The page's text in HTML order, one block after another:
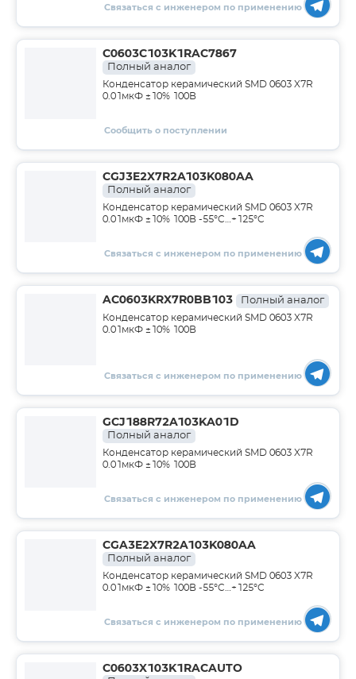
Связаться с инженером по применению
C0603C103K1RAC7867
Полный аналог
Конденсатор керамический SMD 0603 X7R
0.01мкФ ±10% 100В
Сообщить о поступлении
CGJ3E2X7R2A103K080AA
Полный аналог
Конденсатор керамический SMD 0603 X7R
0.01мкФ ±10% 100В -55°C…+125°C
Связаться с инженером по применению
AC0603KRX7R0BB103 Полный аналог
Конденсатор керамический SMD 0603 X7R
0.01мкФ ±10% 100В
Связаться с инженером по применению
GCJ188R72A103KA01D
Полный аналог
Конденсатор керамический SMD 0603 X7R
0.01мкФ ±10% 100В
Связаться с инженером по применению
CGA3E2X7R2A103K080AA
Полный аналог
Конденсатор керамический SMD 0603 X7R
0.01мкФ ±10% 100В -55°C…+125°C
Связаться с инженером по применению
C0603X103K1RACAUTO